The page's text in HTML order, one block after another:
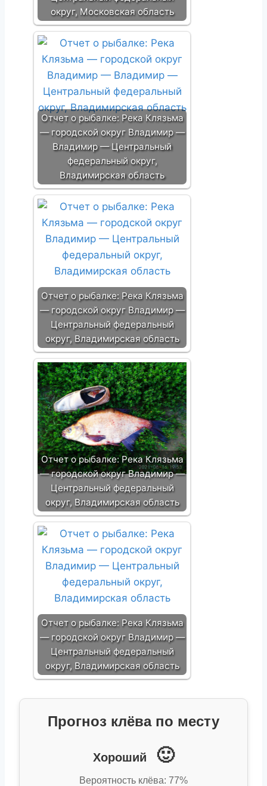
округ, Московская область
Отчет о рыбалке: Река Клязьма
— городской округ Владимир —
Владимир — Центральный
федеральный округ,
Владимирская область
Отчет о рыбалке: Река Клязьма
— городской округ Владимир —
Центральный федеральный
округ, Владимирская область
Отчет о рыбалке: Река Клязьма
— городской округ Владимир —
Центральный федеральный
округ, Владимирская область
Отчет о рыбалке: Река Клязьма
— городской округ Владимир —
Центральный федеральный
округ, Владимирская область
Прогноз клёва по месту
Хороший 🙂
Вероятность клёва: 77%